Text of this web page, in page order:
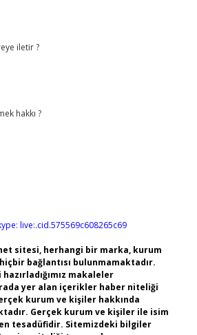
iletir ?
hakkı ?
live:.cid.575569c608265c69
sitesi, herhangi bir marka, kurum
bağlantısı bulunmamaktadır.
makaleler
yer alan içerikler haber niteliği
kurum ve kişiler hakkında
Gerçek kurum ve kişiler ile isim
tesadüfidir. Sitemizdeki bilgiler